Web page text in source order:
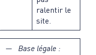
ralentir le
site.
— Base légale :